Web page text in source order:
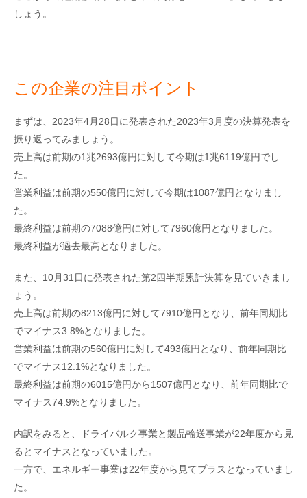
しょう。
この企業の注目ポイント
まずは、2023年4月28日に発表された2023年3月度の決算発表を
振り返ってみましょう。
売上高は前期の1兆2693億円に対して今期は1兆6119億円でし
た。
営業利益は前期の550億円に対して今期は1087億円となりまし
た。
最終利益は前期の7088億円に対して7960億円となりました。
最終利益が過去最高となりました。
また、10月31日に発表された第2四半期累計決算を見ていきまし
ょう。
売上高は前期の8213億円に対して7910億円となり、前年同期比
でマイナス3.8%となりました。
営業利益は前期の560億円に対して493億円となり、前年同期比
でマイナス12.1%となりました。
最終利益は前期の6015億円から1507億円となり、前年同期比で
マイナス74.9%となりました。
内訳をみると、ドライバルク事業と製品輸送事業が22年度から見
るとマイナスとなっていました。
一方で、エネルギー事業は22年度から見てプラスとなっていまし
た。